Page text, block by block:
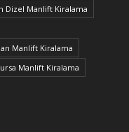
Dizel Manlift Kiralama
Manlift Kiralama
Manlift Kiralama